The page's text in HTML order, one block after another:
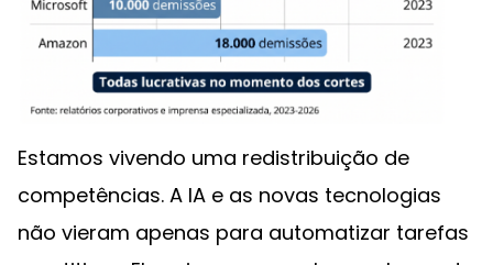
Estamos vivendo uma redistribuição de
competências. A IA e as novas tecnologias
não vieram apenas para automatizar tarefas